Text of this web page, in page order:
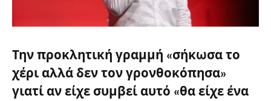
Την προκλητική γραμμή «σήκωσα το
χέρι αλλά δεν τον γρονθοκόπησα»
γιατί αν είχε συμβεί αυτό «θα είχε ένα